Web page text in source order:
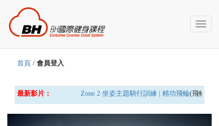
Toggle
首頁 / 會員登入
最新影片： Zone 2 坐姿主題騎行訓練 | 精功飛輪(飛輪車